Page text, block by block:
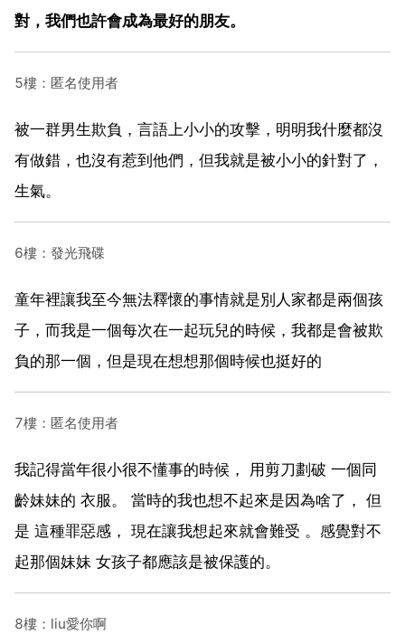
對，我們也許會成為最好的朋友。
5樓：匿名使用者
被一群男生欺負，言語上小小的攻擊，明明我什麼都沒
有做錯，也沒有惹到他們，但我就是被小小的針對了，
生氣。
6樓：發光飛碟
童年裡讓我至今無法釋懷的事情就是別人家都是兩個孩
子，而我是一個每次在一起玩兒的時候，我都是會被欺
負的那一個，但是現在想想那個時候也挺好的
7樓：匿名使用者
我記得當年很小很不懂事的時候， 用剪刀劃破 一個同
齡妹妹的 衣服。 當時的我也想不起來是因為啥了， 但
是 這種罪惡感， 現在讓我想起來就會難受 。感覺對不
起那個妹妹 女孩子都應該是被保護的。
8樓：liu愛你啊